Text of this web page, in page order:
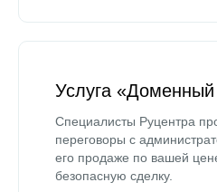
Услуга «Доменный
Специалисты Руцентра
переговоры с
его продаже по вашей
безопасную сделку.